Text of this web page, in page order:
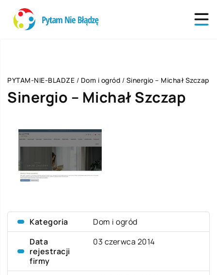
PYTAM-NIE-BLADZE / Dom i ogród / Sinergio – Michał Szczap
Sinergio – Michał Szczap
Kategoria
Dom i ogród
Data
rejestracji
firmy
03 czerwca 2014